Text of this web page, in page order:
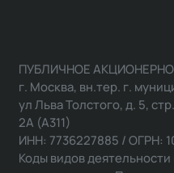
ПУБЛИЧНОЕ
г. Москва, вн.тер. г.
ул Льва Толстого, д. 5,
2А (А311)
ИНН: 7736227885 / ОГРН:
Коды видов